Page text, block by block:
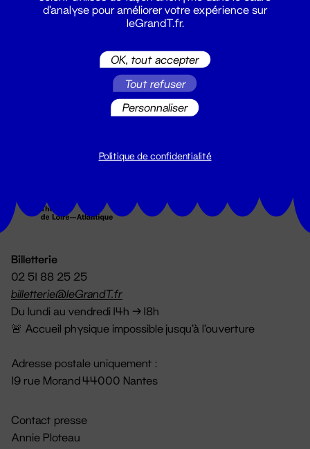
Suivez toutes les actualités du
Billetterie
02 51 88 25 25
billetterie@leGrandT.fr
Du lundi au vendredi 14h → 18h
🚨 Accueil physique impossible jusqu'à l'ouverture
Adresse postale uniquement :
19 rue Morand 44000 Nantes
Contact presse
Annie Ploteau
d'analyse pour améliorer votre expérience sur
leGrandT.fr.
OK, tout accepter
Tout refuser
Personnaliser
Politique de confidentialité